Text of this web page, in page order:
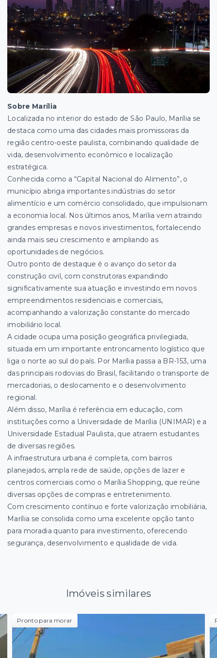
Sobre Marília
Localizada no interior do estado de São Paulo, Marília se
destaca como uma das cidades mais promissoras da
região centro-oeste paulista, combinando qualidade de
vida, desenvolvimento econômico e localização
estratégica.
Conhecida como a “Capital Nacional do Alimento”, o
município abriga importantes indústrias do setor
alimentício e um comércio consolidado, que impulsionam
a economia local. Nos últimos anos, Marília vem atraindo
grandes empresas e novos investimentos, fortalecendo
ainda mais seu crescimento e ampliando as
oportunidades de negócios.
Outro ponto de destaque é o avanço do setor da
construção civil, com construtoras expandindo
significativamente sua atuação e investindo em novos
empreendimentos residenciais e comerciais,
acompanhando a valorização constante do mercado
imobiliário local.
A cidade ocupa uma posição geográfica privilegiada,
situada em um importante entroncamento logístico que
liga o norte ao sul do país. Por Marília passa a BR-153, uma
das principais rodovias do Brasil, facilitando o transporte de
mercadorias, o deslocamento e o desenvolvimento
regional.
Além disso, Marília é referência em educação, com
instituições como a Universidade de Marília (UNIMAR) e a
Universidade Estadual Paulista, que atraem estudantes
de diversas regiões.
A infraestrutura urbana é completa, com bairros
planejados, ampla rede de saúde, opções de lazer e
centros comerciais como o Marília Shopping, que reúne
diversas opções de compras e entretenimento.
Com crescimento contínuo e forte valorização imobiliária,
Marília se consolida como uma excelente opção tanto
para moradia quanto para investimento, oferecendo
segurança, desenvolvimento e qualidade de vida.
Imóveis similares
Pronto para morar